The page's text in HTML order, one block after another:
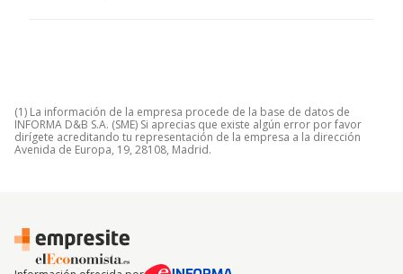
(1) La información de la empresa procede de la base de datos de
INFORMA D&B S.A. (SME) Si aprecias que existe algún error por favor
dirígete acreditando tu representación de la empresa a la dirección
Avenida de Europa, 19, 28108, Madrid.